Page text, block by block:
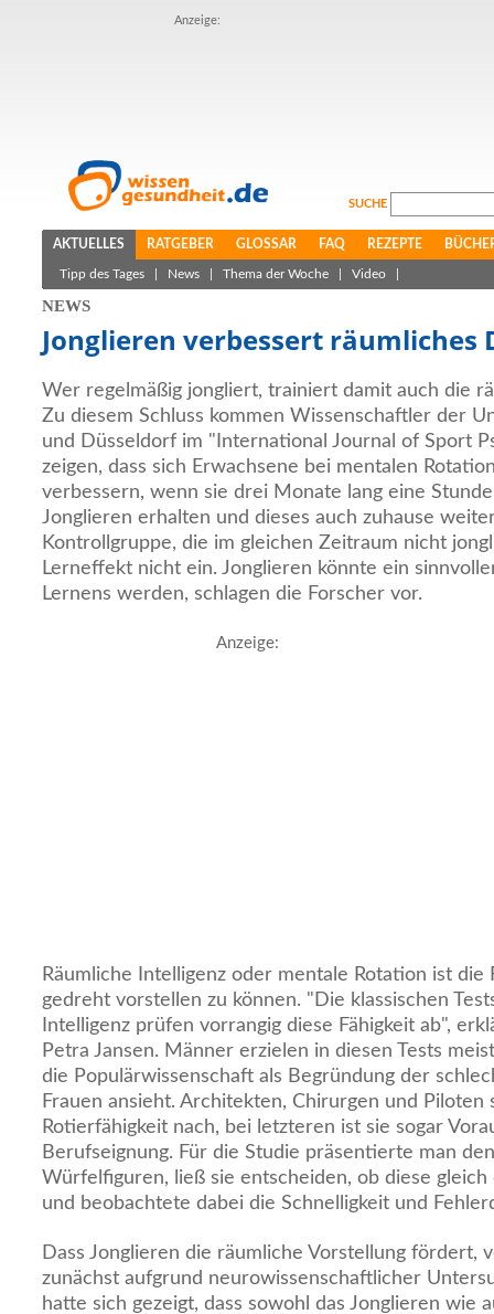
Anzeige:
SUCHE
AKTUELLES RATGEBER GLOSSAR FAQ REZEPTE
Tipp des Tages News Thema der Woche Video
NEWS
Jonglieren verbessert räumliches
Wer regelmäßig jongliert, trainiert damit auch die
Zu diesem Schluss kommen Wissenschaftler der
und Düsseldorf im "International Journal of Sport
zeigen, dass sich Erwachsene bei mentalen
verbessern, wenn sie drei Monate lang eine
Jonglieren erhalten und dieses auch zuhause
Kontrollgruppe, die im gleichen Zeitraum nicht
Lerneffekt nicht ein. Jonglieren könnte ein
Lernens werden, schlagen die Forscher vor.
Anzeige:
Räumliche Intelligenz oder mentale Rotation ist die
gedreht vorstellen zu können. "Die klassischen
Intelligenz prüfen vorrangig diese Fähigkeit ab",
Petra Jansen. Männer erzielen in diesen Tests
die Populärwissenschaft als Begründung der
Frauen ansieht. Architekten, Chirurgen und Piloten
Rotierfähigkeit nach, bei letzteren ist sie sogar
Berufseignung. Für die Studie präsentierte man
Würfelfiguren, ließ sie entscheiden, ob diese
und beobachtete dabei die Schnelligkeit und
Dass Jonglieren die räumliche Vorstellung fördert,
zunächst aufgrund neurowissenschaftlicher
hatte sich gezeigt, dass sowohl das Jonglieren wie